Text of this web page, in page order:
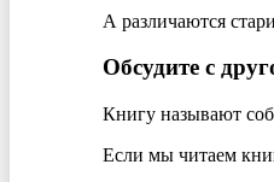
А различаются
Обсудите с
Книгу называют
Если мы читаем